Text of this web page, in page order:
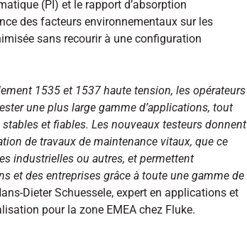
(PI) et le rapport d’absorption
des facteurs environnementaux sur les
sans recourir à une configuration
1535 et 1537 haute tension, les opérateurs
une plus large gamme d’applications, tout
et fiables. Les nouveaux testeurs donnent
de travaux de maintenance vitaux, que ce
industrielles ou autres, et permettent
et des entreprises grâce à toute une gamme de
Dieter Schuessele, expert en applications et
pour la zone EMEA chez Fluke.